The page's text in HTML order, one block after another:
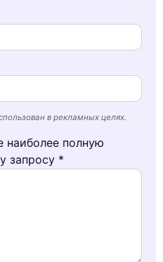
в рекламных целях.
наиболее полную
запросу *